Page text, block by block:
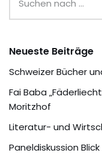
Neueste Beiträge
Schweizer Bücher
Fai Baba
Moritzhof
Literatur- und
Paneldiskussion